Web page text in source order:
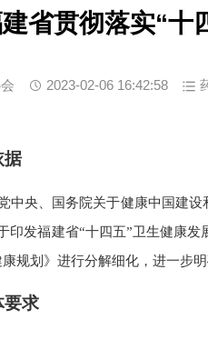
省贯彻落实“十
2023-02-06 16:42:58
央、国务院关于健康中国建设
印发福建省“十四五”卫生健康
康规划》进行分解细化，进一步
求